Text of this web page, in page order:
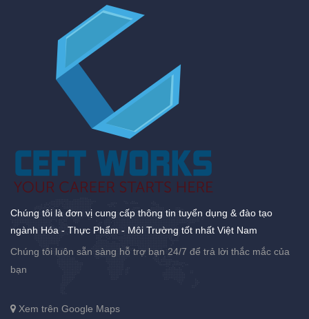
Chúng tôi là đơn vị cung cấp thông tin tuyển dụng & đào tạo
ngành Hóa - Thực Phẩm - Môi Trường tốt nhất Việt Nam
Chúng tôi luôn sẵn sàng hỗ trợ bạn 24/7 để trả lời thắc mắc của
bạn
Xem trên Google Maps